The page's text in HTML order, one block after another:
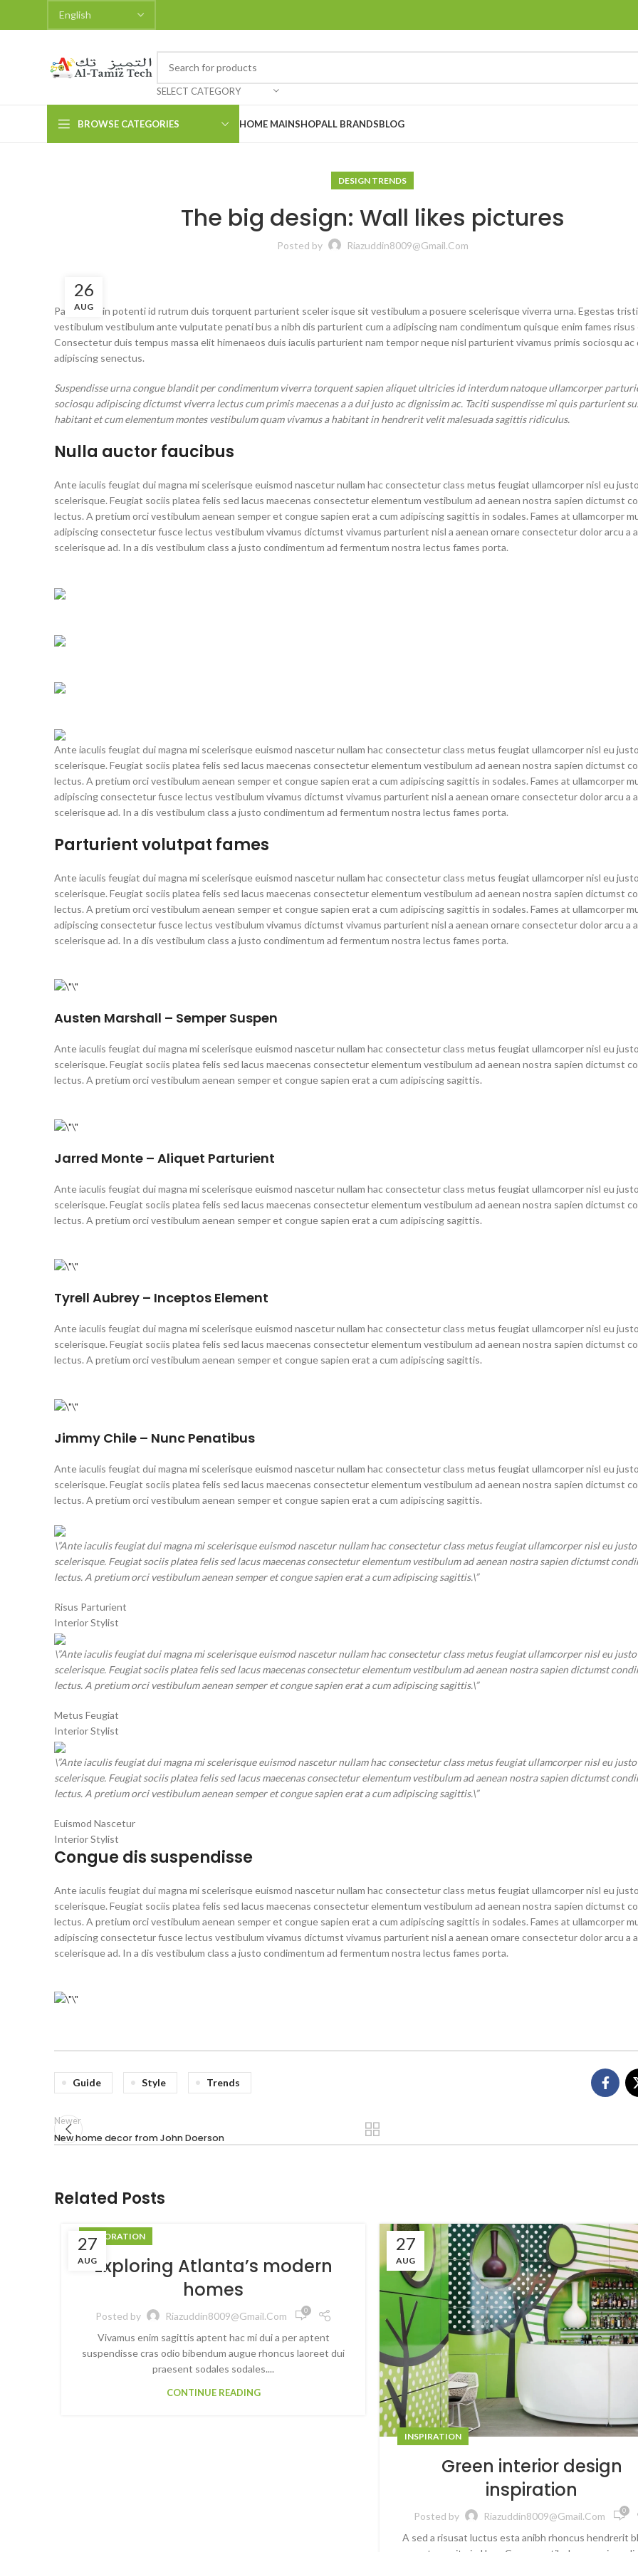
SELECT CATEGORY
BROWSE CATEGORIES HOME MAINSHOPALL BRANDSBLOG
DESIGN TRENDS
The big design: Wall likes pictures
Posted by Riazuddin8009@gmail.com
26
AUG
Parturient in potenti id rutrum duis torquent parturient sceler isque sit vestibulum a posuere scelerisque viverra urna. Egestas
vestibulum vestibulum ante vulputate penati bus a nibh dis parturient cum a adipiscing nam condimentum quisque enim fames
Consectetur duis tempus massa elit himenaeos duis iaculis parturient nam tempor neque nisl parturient vivamus primis sociosqu ac
adipiscing senectus.
Suspendisse urna congue blandit per condimentum viverra torquent sapien aliquet ultricies id interdum natoque ullamcorper
sociosqu adipiscing dictumst viverra lectus cum primis maecenas a a dui justo ac dignissim ac. Taciti suspendisse mi quis parturient
habitant et cum elementum montes vestibulum quam vivamus a habitant in hendrerit velit malesuada sagittis ridiculus.
Nulla auctor faucibus
Ante iaculis feugiat dui magna mi scelerisque euismod nascetur nullam hac consectetur class metus feugiat ullamcorper nisl eu
scelerisque. Feugiat sociis platea felis sed lacus maecenas consectetur elementum vestibulum ad aenean nostra sapien dictumst
lectus. A pretium orci vestibulum aenean semper et congue sapien erat a cum adipiscing sagittis in sodales. Fames at ullamcorper
adipiscing consectetur fusce lectus vestibulum vivamus dictumst vivamus parturient nisl a aenean ornare consectetur dolor arcu a a
scelerisque ad. In a dis vestibulum class a justo condimentum ad fermentum nostra lectus fames porta.
Ante iaculis feugiat dui magna mi scelerisque euismod nascetur nullam hac consectetur class metus feugiat ullamcorper nisl eu
scelerisque. Feugiat sociis platea felis sed lacus maecenas consectetur elementum vestibulum ad aenean nostra sapien dictumst
lectus. A pretium orci vestibulum aenean semper et congue sapien erat a cum adipiscing sagittis in sodales. Fames at ullamcorper
adipiscing consectetur fusce lectus vestibulum vivamus dictumst vivamus parturient nisl a aenean ornare consectetur dolor arcu a a
scelerisque ad. In a dis vestibulum class a justo condimentum ad fermentum nostra lectus fames porta.
Parturient volutpat fames
Ante iaculis feugiat dui magna mi scelerisque euismod nascetur nullam hac consectetur class metus feugiat ullamcorper nisl eu
scelerisque. Feugiat sociis platea felis sed lacus maecenas consectetur elementum vestibulum ad aenean nostra sapien dictumst
lectus. A pretium orci vestibulum aenean semper et congue sapien erat a cum adipiscing sagittis in sodales. Fames at ullamcorper
adipiscing consectetur fusce lectus vestibulum vivamus dictumst vivamus parturient nisl a aenean ornare consectetur dolor arcu a a
scelerisque ad. In a dis vestibulum class a justo condimentum ad fermentum nostra lectus fames porta.
Austen Marshall – Semper Suspen
Ante iaculis feugiat dui magna mi scelerisque euismod nascetur nullam hac consectetur class metus feugiat ullamcorper nisl eu
scelerisque. Feugiat sociis platea felis sed lacus maecenas consectetur elementum vestibulum ad aenean nostra sapien dictumst
lectus. A pretium orci vestibulum aenean semper et congue sapien erat a cum adipiscing sagittis.
Jarred Monte – Aliquet Parturient
Ante iaculis feugiat dui magna mi scelerisque euismod nascetur nullam hac consectetur class metus feugiat ullamcorper nisl eu
scelerisque. Feugiat sociis platea felis sed lacus maecenas consectetur elementum vestibulum ad aenean nostra sapien dictumst
lectus. A pretium orci vestibulum aenean semper et congue sapien erat a cum adipiscing sagittis.
Tyrell Aubrey – Inceptos Element
Ante iaculis feugiat dui magna mi scelerisque euismod nascetur nullam hac consectetur class metus feugiat ullamcorper nisl eu
scelerisque. Feugiat sociis platea felis sed lacus maecenas consectetur elementum vestibulum ad aenean nostra sapien dictumst
lectus. A pretium orci vestibulum aenean semper et congue sapien erat a cum adipiscing sagittis.
Jimmy Chile – Nunc Penatibus
Ante iaculis feugiat dui magna mi scelerisque euismod nascetur nullam hac consectetur class metus feugiat ullamcorper nisl eu
scelerisque. Feugiat sociis platea felis sed lacus maecenas consectetur elementum vestibulum ad aenean nostra sapien dictumst
lectus. A pretium orci vestibulum aenean semper et congue sapien erat a cum adipiscing sagittis.
\”Ante iaculis feugiat dui magna mi scelerisque euismod nascetur nullam hac consectetur class metus feugiat ullamcorper nisl eu
scelerisque. Feugiat sociis platea felis sed lacus maecenas consectetur elementum vestibulum ad aenean nostra sapien dictumst
lectus. A pretium orci vestibulum aenean semper et congue sapien erat a cum adipiscing sagittis.\”
Risus Parturient
Interior Stylist
\”Ante iaculis feugiat dui magna mi scelerisque euismod nascetur nullam hac consectetur class metus feugiat ullamcorper nisl eu
scelerisque. Feugiat sociis platea felis sed lacus maecenas consectetur elementum vestibulum ad aenean nostra sapien dictumst
lectus. A pretium orci vestibulum aenean semper et congue sapien erat a cum adipiscing sagittis.\”
Metus Feugiat
Interior Stylist
\”Ante iaculis feugiat dui magna mi scelerisque euismod nascetur nullam hac consectetur class metus feugiat ullamcorper nisl eu
scelerisque. Feugiat sociis platea felis sed lacus maecenas consectetur elementum vestibulum ad aenean nostra sapien dictumst
lectus. A pretium orci vestibulum aenean semper et congue sapien erat a cum adipiscing sagittis.\”
Euismod Nascetur
Interior Stylist
Congue dis suspendisse
Ante iaculis feugiat dui magna mi scelerisque euismod nascetur nullam hac consectetur class metus feugiat ullamcorper nisl eu
scelerisque. Feugiat sociis platea felis sed lacus maecenas consectetur elementum vestibulum ad aenean nostra sapien dictumst
lectus. A pretium orci vestibulum aenean semper et congue sapien erat a cum adipiscing sagittis in sodales. Fames at ullamcorper
adipiscing consectetur fusce lectus vestibulum vivamus dictumst vivamus parturient nisl a aenean ornare consectetur dolor arcu a a
scelerisque ad. In a dis vestibulum class a justo condimentum ad fermentum nostra lectus fames porta.
Guide Style Trends
Newer
New home decor from John Doerson
Related Posts
27
AUG
DECORATION
Exploring Atlanta’s modern
homes
Posted by Riazuddin8009@gmail.com 0
Vivamus enim sagittis aptent hac mi dui a per aptent
suspendisse cras odio bibendum augue rhoncus laoreet dui
praesent sodales sodales....
CONTINUE READING
27
AUG
INSPIRATION
Green interior design
inspiration
Posted by Riazuddin8009@gmail.com 0
A sed a risusat luctus esta anibh rhoncus hendrerit